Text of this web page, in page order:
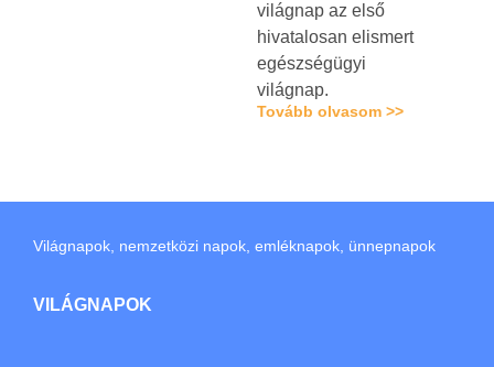
világnap az első
hivatalosan elismert
egészségügyi
világnap.
Tovább olvasom >>
Világnapok, nemzetközi napok, emléknapok, ünnepnapok
VILÁGNAPOK